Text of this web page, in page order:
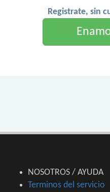
Registrate, sin
NOSOTROS / AYUDA
Terminos del servicio